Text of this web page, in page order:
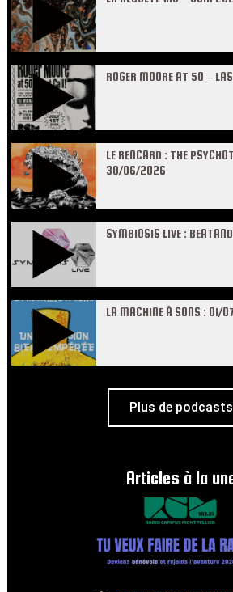
ROGER MOORE AT 50 –
LE RENCARD : THE
30/06/2026
SYMBIOSIS LIVE :
LA MACHINE À SONS : 01/
Plus de podcasts
Articles à la